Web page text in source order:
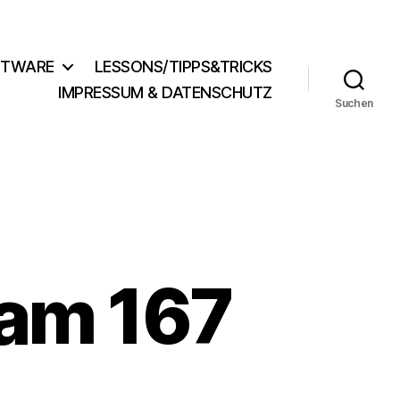
LESSONS/TIPPS&TRICKS
IMPRESSUM & DATENSCHUTZ
Suchen
167